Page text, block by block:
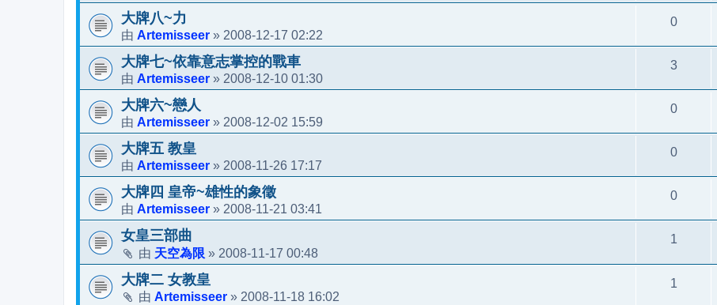
大牌八~力
由 Artemisseer » 2008-12-17 02:22
0
大牌七~依靠意志掌控的戰車
由 Artemisseer » 2008-12-10 01:30
3
大牌六~戀人
由 Artemisseer » 2008-12-02 15:59
0
大牌五 教皇
由 Artemisseer » 2008-11-26 17:17
0
大牌四 皇帝~雄性的象徵
由 Artemisseer » 2008-11-21 03:41
0
女皇三部曲
由 天空為限 » 2008-11-17 00:48
1
大牌二 女教皇
由 Artemisseer » 2008-11-18 16:02
1